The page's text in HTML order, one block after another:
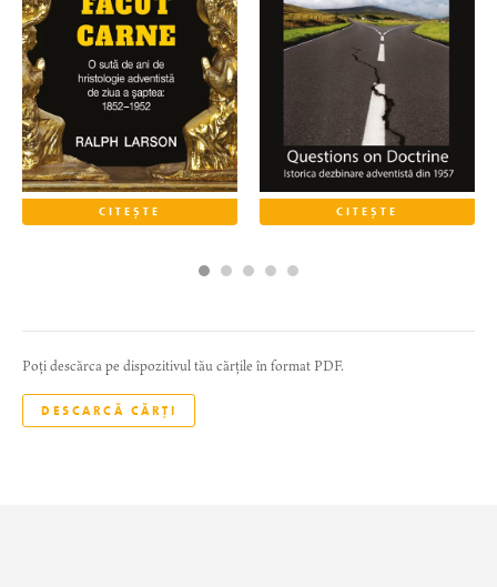
CITEȘTE CITEȘTE
Poți descărca pe dispozitivul tău cărțile în format PDF.
DESCARCĂ CĂRȚI